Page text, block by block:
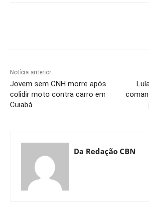
Notícia anterior
Jovem sem CNH morre após
colidir moto contra carro em
Cuiabá
Da Redação CBN